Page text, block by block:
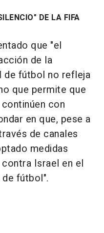
DE LA FIFA
que "el
de la
de fútbol no refleja
que permite que
con
en que, pese a
de canales
medidas
Israel en el
fútbol".